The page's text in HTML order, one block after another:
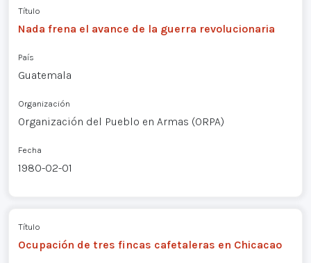
Título
Nada frena el avance de la guerra revolucionaria
País
Guatemala
Organización
Organización del Pueblo en Armas (ORPA)
Fecha
1980-02-01
Título
Ocupación de tres fincas cafetaleras en Chicacao